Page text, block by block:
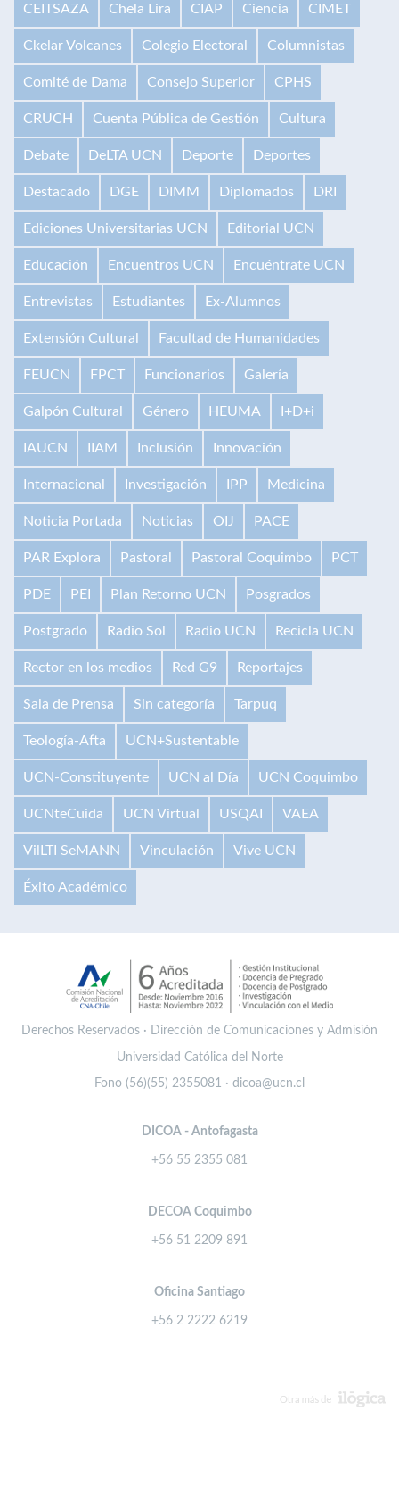
CEITSAZA Chela Lira CIAP Ciencia CIMET
Ckelar Volcanes Colegio Electoral Columnistas
Comité de Dama Consejo Superior CPHS
CRUCH Cuenta Pública de Gestión Cultura
Debate DeLTA UCN Deporte Deportes
Destacado DGE DIMM Diplomados DRI
Ediciones Universitarias UCN Editorial UCN
Educación Encuentros UCN Encuéntrate UCN
Entrevistas Estudiantes Ex-Alumnos
Extensión Cultural Facultad de Humanidades
FEUCN FPCT Funcionarios Galería
Galpón Cultural Género HEUMA I+D+i
IAUCN IIAM Inclusión Innovación
Internacional Investigación IPP Medicina
Noticia Portada Noticias OIJ PACE
PAR Explora Pastoral Pastoral Coquimbo PCT
PDE PEI Plan Retorno UCN Posgrados
Postgrado Radio Sol Radio UCN Recicla UCN
Rector en los medios Red G9 Reportajes
Sala de Prensa Sin categoría Tarpuq
Teología-Afta UCN+Sustentable
UCN-Constituyente UCN al Día UCN Coquimbo
UCNteCuida UCN Virtual USQAI VAEA
VilLTI SeMANN Vinculación Vive UCN
Éxito Académico
Derechos Reservados · Dirección de Comunicaciones y Admisión
Universidad Católica del Norte
Fono (56)(55) 2355081 · dicoa@ucn.cl
DICOA - Antofagasta
+56 55 2355 081
DECOA Coquimbo
+56 51 2209 891
Oficina Santiago
+56 2 2222 6219